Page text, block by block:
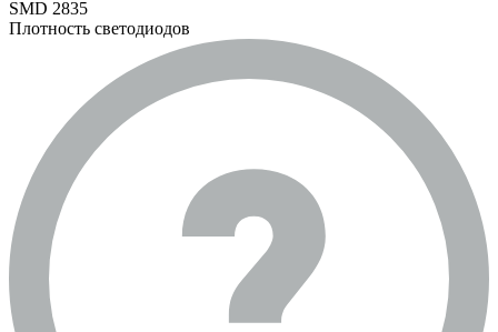
SMD 2835
Плотность светодиодов